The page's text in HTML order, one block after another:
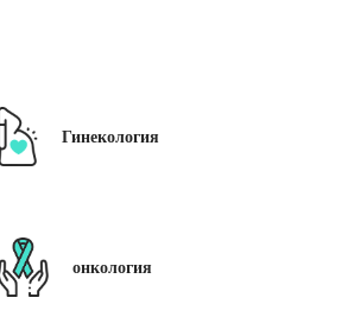
Гинекология
онкология